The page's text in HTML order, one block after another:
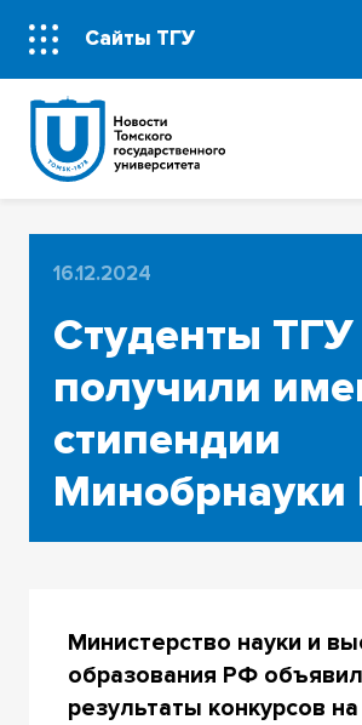
Сайты ТГУ
16.12.2024
Студенты ТГУ
получили
стипендии
Министерство науки и
образования РФ
результаты конкурсов на